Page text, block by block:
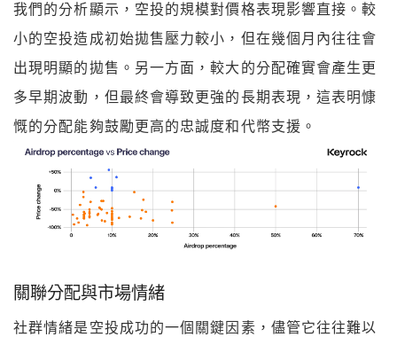
我們的分析顯示，空投的規模對價格表現影響直接。較
小的空投造成初始拋售壓力較小，但在幾個月內往往會
出現明顯的拋售。另一方面，較大的分配確實會產生更
多早期波動，但最終會導致更強的長期表現，這表明慷
慨的分配能夠鼓勵更高的忠誠度和代幣支援。
關聯分配與市場情緒
社群情緒是空投成功的一個關鍵因素，儘管它往往難以